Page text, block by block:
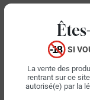
SI
La vente des
rentrant sur ce
autorisé(e) par la